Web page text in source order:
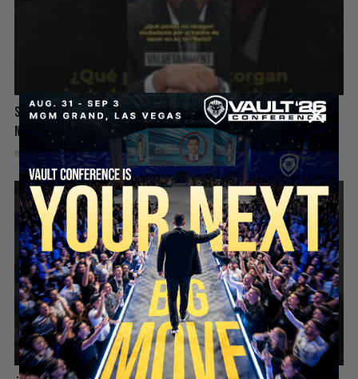
Sabías Que La Mayoría de los Países NO Otorgan Ciudadanía por
Nacimiento?
8 hours ago Add comment Valuetainment Media
SECURE YOUR SEAT